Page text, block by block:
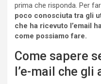
prima che risponda. Per
poco conosciuta tra gli
che ha ricevuto l’email
come possiamo fare.
Come sapere
l’e-mail che